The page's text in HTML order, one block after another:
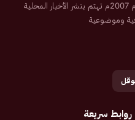
صحيفة إلكترونية سعودية تم تأسيسها عام 2007م تهتم بنشر الأخبار المحلية
وموضوعية
روابط سريعة